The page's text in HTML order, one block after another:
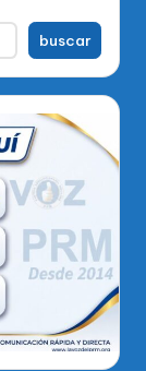
buscar